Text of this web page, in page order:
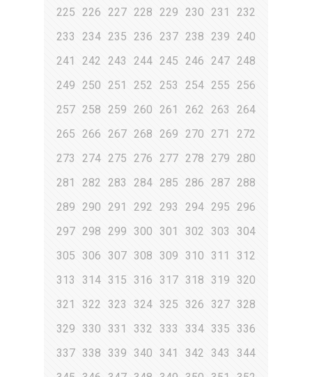
225 226 227 228 229 230 231
232
233
234 235 236 237 238 239 240
241
242 243 244 245 246 247 248
249 250 251 252 253 254 255 256
257 258 259 260 261 262 263
264
265 266 267 268 269 270 271
272
273
274 275 276 277 278 279 280
281
282 283 284 285 286 287 288
289 290 291 292 293 294 295 296
297 298 299 300 301 302 303
304
305
306 307 308 309 310 311
312
313
314 315 316 317 318 319
320
321
322 323 324 325 326 327 328
329
330 331 332 333 334 335
336
337 338 339 340 341 342 343
344